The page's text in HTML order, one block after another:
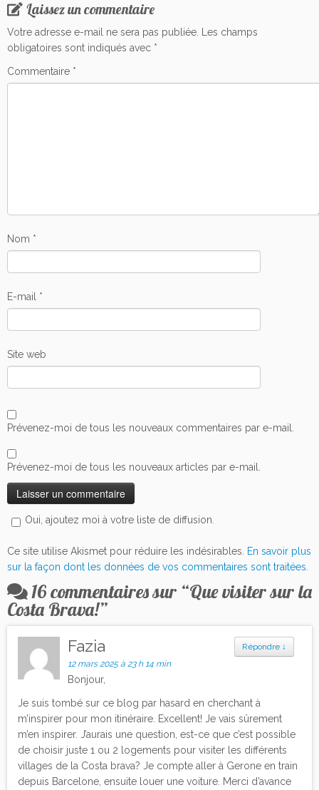
Laissez un commentaire
Votre adresse e-mail ne sera pas publiée. Les champs
obligatoires sont indiqués avec *
Commentaire *
Nom *
E-mail *
Site web
Prévenez-moi de tous les nouveaux commentaires par e-mail.
Prévenez-moi de tous les nouveaux articles par e-mail.
Oui, ajoutez moi à votre liste de diffusion.
Ce site utilise Akismet pour réduire les indésirables. En savoir plus
sur la façon dont les données de vos commentaires sont traitées.
16 commentaires sur “Que visiter sur la
Costa Brava!”
Répondre ↓
Fazia
12 mars 2025 à 23 h 14 min
Bonjour,
Je suis tombé sur ce blog par hasard en cherchant à
m’inspirer pour mon itinéraire. Excellent! Je vais sûrement
m’en inspirer. J’aurais une question, est-ce que c’est possible
de choisir juste 1 ou 2 logements pour visiter les différents
villages de la Costa brava? Je compte aller à Gerone en train
depuis Barcelone, ensuite louer une voiture. Merci d’avance